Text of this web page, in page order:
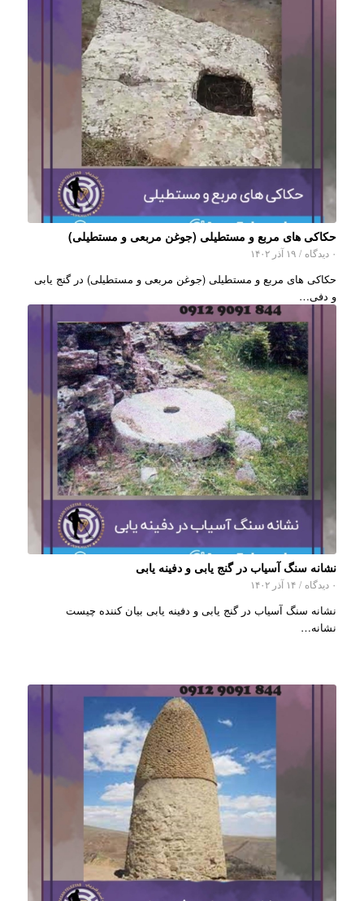
حکاکی های مربع و مستطیلی (جوغن مربعی و مستطیلی)
۰ دیدگاه / ۱۹ آذر ۱۴۰۲
حکاکی های مربع و مستطیلی (جوغن مربعی و مستطیلی) در گنج یابی
و دفی…
نشانه سنگ آسیاب در گنج یابی و دفینه یابی
۰ دیدگاه / ۱۴ آذر ۱۴۰۲
نشانه سنگ آسیاب در گنج یابی و دفینه یابی بیان کننده چیست
نشانه…